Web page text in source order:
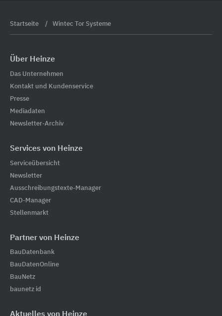
Startseite Wintec Tor Systeme
Über Heinze
Das Unternehmen
Kontakt und Kundenservice
Presse
Mediadaten
Newsletter-Archiv
Services von Heinze
Serviceübersicht
Newsletter
Ausschreibungstexte-Manager
CAD-Manager
Stellenmarkt
Partner von Heinze
BauDatenbank
BauDatenOnline
BauNetz
baunetz id